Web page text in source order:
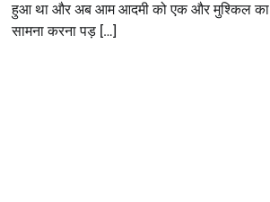
हुआ था और अब आम आदमी को एक और मुश्किल का
सामना करना पड़ […]